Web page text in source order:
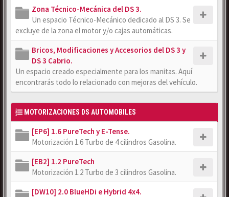
Zona Técnico-Mecánica del DS 3.
Un espacio Técnico-Mecánico dedicado al DS 3. Se
excluye de la zona el motor y/o cajas automáticas.
Bricos, Modificaciones y Accesorios del DS 3 y
DS 3 Cabrio.
Un espacio creado especialmente para los manitas. Aquí
encontrarás todo lo relacionado con mejoras del vehículo.
MOTORIZACIONES DS AUTOMOBILES
[EP6] 1.6 PureTech y E-Tense.
Motorización 1.6 Turbo de 4 cilindros Gasolina.
[EB2] 1.2 PureTech
Motorización 1.2 Turbo de 3 cilindros Gasolina.
[DW10] 2.0 BlueHDi e Hybrid 4x4.